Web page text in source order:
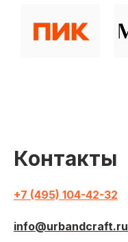
Контакты
+7 (495) 104-42-32
info@urbandcraft.ru